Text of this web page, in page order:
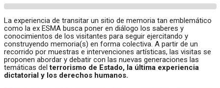
La experiencia de transitar un sitio de memoria tan emblemático
como la ex ESMA busca poner en diálogo los saberes y
conocimientos de los visitantes para seguir ejercitando y
construyendo memoria(s) en forma colectiva. A partir de un
recorrido por muestras e intervenciones artísticas, las visitas se
proponen abordar y debatir con las nuevas generaciones las
temáticas delterrorismo de Estado, la última experiencia
dictatorial y los derechos humanos.